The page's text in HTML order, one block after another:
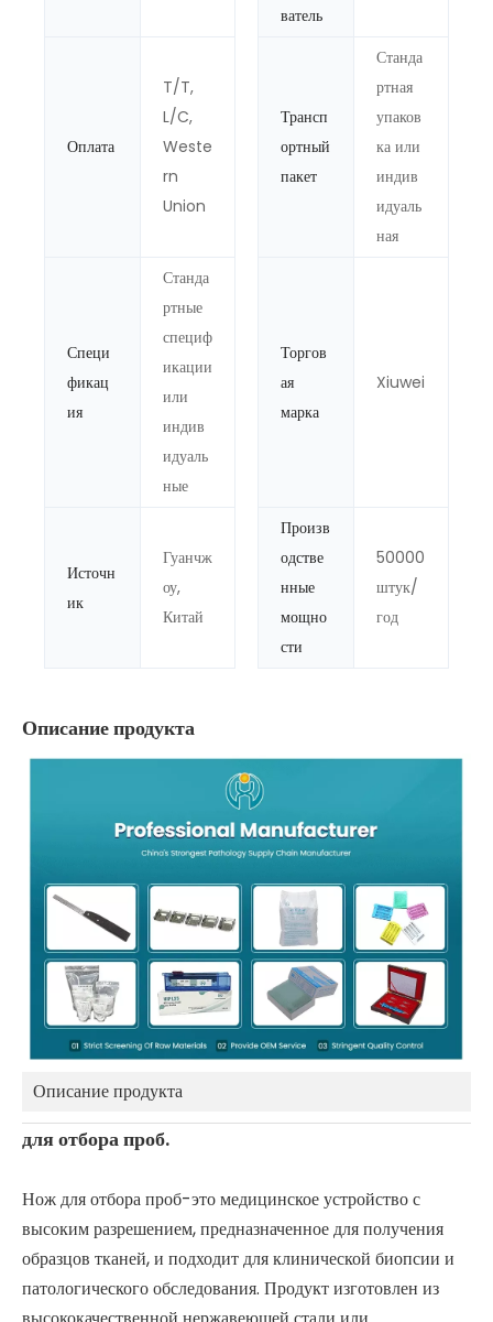
ватель
Оплата
T/T,
L/C,
Weste
rn
Union
Трансп
ортный
пакет
Станда
ртная
упаков
ка или
индив
идуаль
ная
Специ
фикац
ия
Станда
ртные
специф
икации
или
индив
идуаль
ные
Торгов
ая
марка
Xiuwei
Источн
ик
Гуанчж
оу,
Китай
Произв
одстве
нные
мощно
сти
50000
штук/
год
Описание продукта
Описание продукта
для отбора проб.
Нож для отбора проб-это медицинское устройство с
высоким разрешением, предназначенное для получения
образцов тканей, и подходит для клинической биопсии и
патологического обследования. Продукт изготовлен из